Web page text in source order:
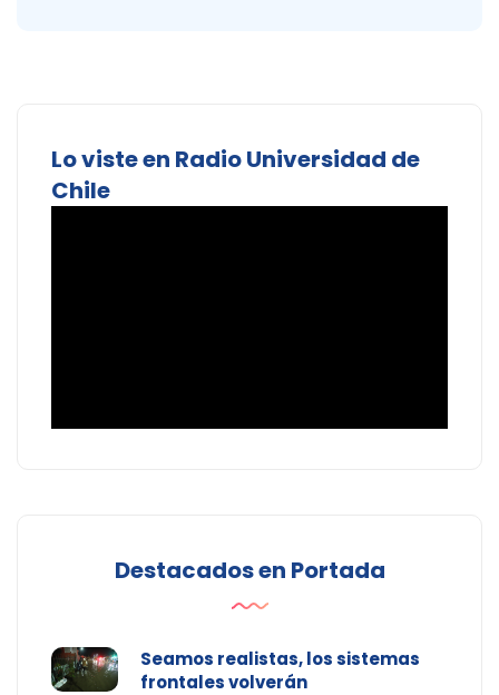
Lo viste en Radio Universidad de
Chile
Destacados en Portada
Seamos realistas, los sistemas
frontales volverán